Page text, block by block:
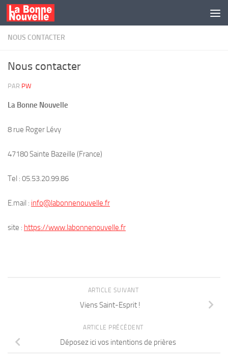
Skip to content
NOUS CONTACTER
Nous contacter
PAR PW
La Bonne Nouvelle
8 rue Roger Lévy
47180 Sainte Bazeille (France)
Tel : 05.53.20.99.86
E.mail : info@labonnenouvelle.fr
site : https://www.labonnenouvelle.fr
ARTICLE SUIVANT
Viens Saint-Esprit !
ARTICLE PRÉCÉDENT
Déposez ici vos intentions de prières